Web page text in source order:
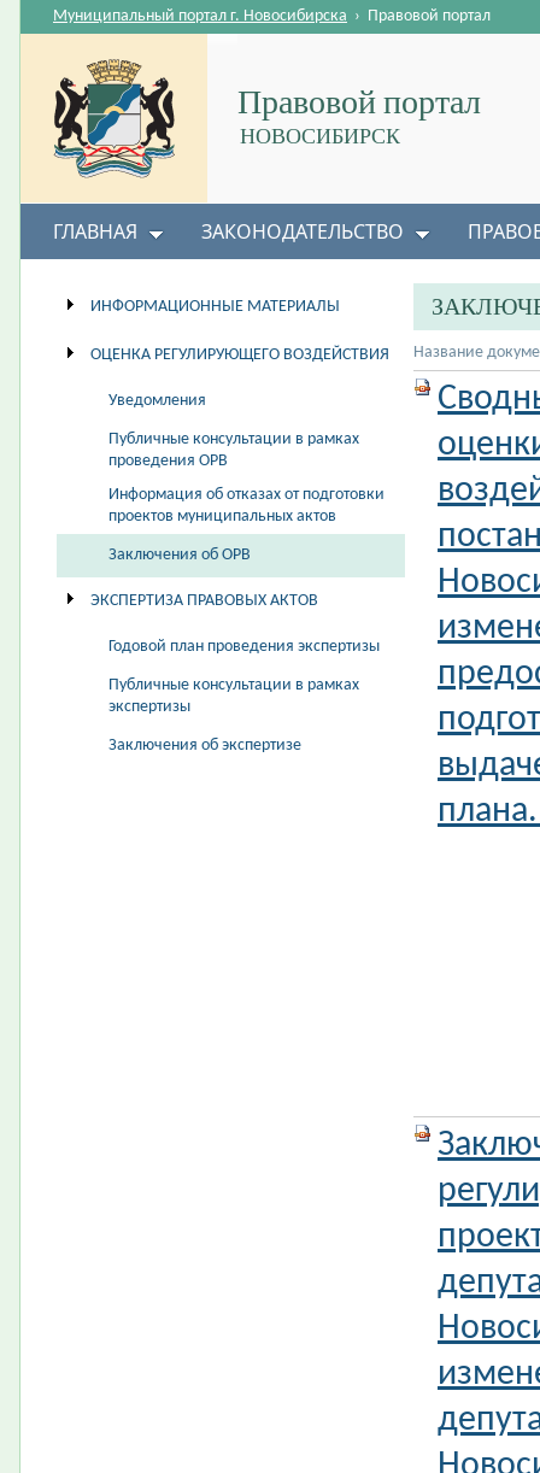
Правовой портал
НОВОСИБИРСК
Муниципальный портал г. Новосибирска › Правовой портал
ГЛАВНАЯ ЗАКОНОДАТЕЛЬСТВО
ИНФОРМАЦИОННЫЕ МАТЕРИАЛЫ
ОЦЕНКА РЕГУЛИРУЮЩЕГО ВОЗДЕЙСТВИЯ
Уведомления
Публичные консультации в рамках
проведения ОРВ
Информация об отказах от подготовки
проектов муниципальных актов
Заключения об ОРВ
ЭКСПЕРТИЗА ПРАВОВЫХ АКТОВ
Годовой план проведения экспертизы
Публичные консультации в рамках
экспертизы
Заключения об экспертизе
Название